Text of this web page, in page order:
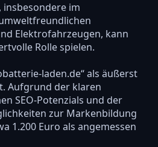
insbesondere im
Elektrofahrzeugen, kann
Rolle spielen.
laden.de“ als äußerst
Aufgrund der klaren
SEO-Potenzials und der
zur Markenbildung
1.200 Euro als angemessen